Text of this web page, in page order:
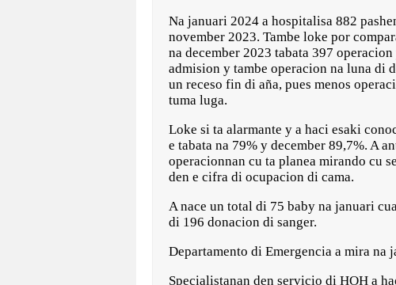
Na januari 2024 a hospitalisa 882
november 2023. Tambe loke por
na december 2023 tabata 397
admision y tambe operacion na luna di
un receso fin di aña, pues menos
tuma luga.
Loke si ta alarmante y a haci esaki
e tabata na 79% y december 89,7%. A
operacionnan cu ta planea mirando cu
den e cifra di ocupacion di cama.
A nace un total di 75 baby na januari
di 196 donacion di sanger.
Departamento di Emergencia a mira na
Specialistanan den servicio di HOH a